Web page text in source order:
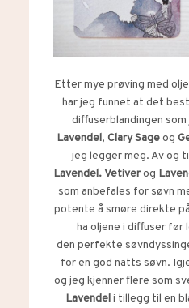
Etter mye prøving med
har jeg funnet at det
diffuserblandingen
Lavendel, Clary Sageog
jeg legger meg. Av og
Lavendel. Vetiverog
som anbefales for søvn
potente å smøre direkte
ha oljene i diffuser
den perfekte
for en god natts søvn.
og jeg kjenner flere som
Lavendeli tillegg til en